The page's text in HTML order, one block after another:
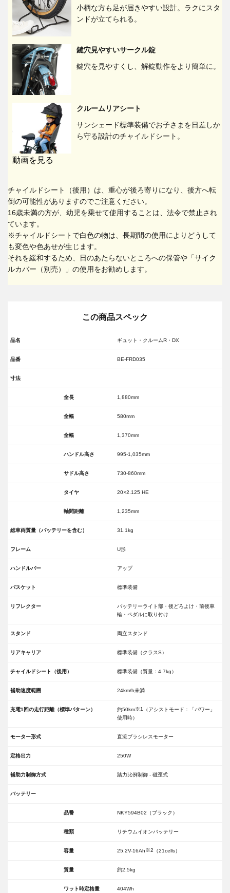
小柄な方も足が届きやすい設計。ラクにスタ
ンドが立てられる。
鍵穴見やすいサークル錠
鍵穴を見やすくし、解錠動作をより簡単に。
クルームリアシート
サンシェード標準装備でお子さまを日差しか
ら守る設計のチャイルドシート。
動画を見る
チャイルドシート（後用）は、重心が後ろ寄りになり、後方へ転
倒の可能性がありますのでご注意ください。
16歳未満の方が、幼児を乗せて使用することは、法令で禁止され
ています。
※チャイルドシートで白色の物は、長期間の使用によりどうして
も変色や色あせが生じます。
それを緩和するため、日のあたらないところへの保管や「サイク
ルカバー（別売）」の使用をお勧めします。
この商品スペック
品名 ギュット・クルームR・DX
品番 BE-FRD035
寸法
全長 1,880mm
全幅 580mm
全幅 1,370mm
ハンドル高さ 995-1,035mm
サドル高さ 730-860mm
タイヤ 20×2.125 HE
軸間距離 1,235mm
総車両質量（バッテリーを含む） 31.1kg
フレーム U形
ハンドルバー アップ
バスケット 標準装備
リフレクター
バッテリーライト部・後どろよけ・前後車
輪・ペダルに取り付け
スタンド 両立スタンド
リアキャリア 標準装備（クラスS）
チャイルドシート（後用） 標準装備（質量：4.7kg）
補助速度範囲 24km/h未満
充電1回の走行距離（標準パターン） 約50km※1 （アシストモード：「パワー」
使用時）
モーター形式 直流ブラシレスモーター
定格出力 250W
補助力制御方式 踏力比例制御 - 磁歪式
バッテリー
品番 NKY594B02（ブラック）
種類 リチウムイオンバッテリー
容量 25.2V-16Ah※2 （21cells）
質量 約2.5kg
ワット時定格量 404Wh